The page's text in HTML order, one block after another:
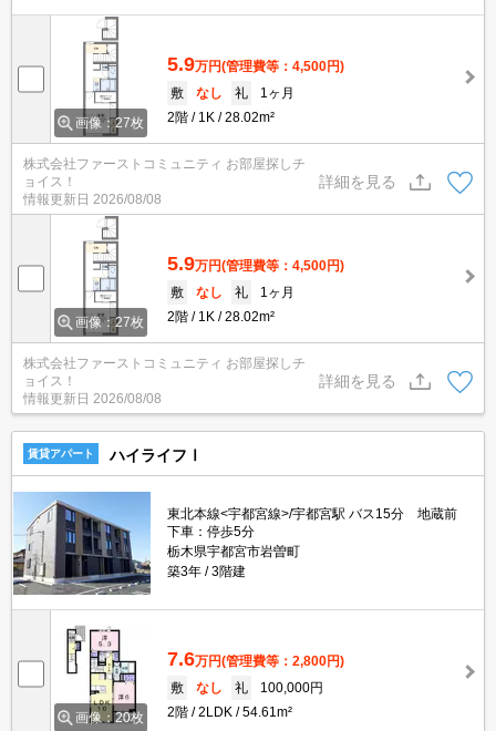
画像：27枚
5.9万円(管理費等：4,500円)
敷
なし 礼
1ヶ月
2階
1K 28.02m²
株式会社ファーストコミュニティ お部屋探しチ
ョイス！
情報更新日 2026/08/08
詳細を見る
画像：27枚
5.9万円(管理費等：4,500円)
敷
なし 礼
1ヶ月
2階
1K 28.02m²
株式会社ファーストコミュニティ お部屋探しチ
ョイス！
情報更新日 2026/08/08
詳細を見る
賃貸アパート ハイライフⅠ
東北本線<宇都宮線>/宇都宮駅 バス15分 地蔵前
下車：停歩5分
栃木県宇都宮市岩曽町
築3年
3階建
画像：20枚
7.6万円(管理費等：2,800円)
敷
なし 礼
100,000円
2階
2LDK 54.61m²